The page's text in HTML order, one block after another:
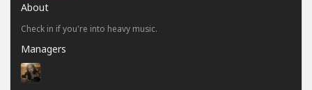
About
Check in if you're into heavy music.
Managers